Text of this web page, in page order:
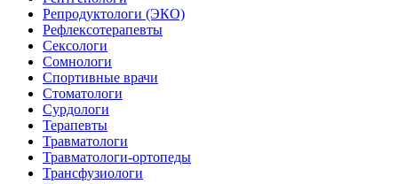
Репродуктологи (ЭКО)
Рефлексотерапевты
Сексологи
Сомнологи
Спортивные врачи
Стоматологи
Сурдологи
Терапевты
Травматологи
Травматологи-ортопеды
Трансфузиологи